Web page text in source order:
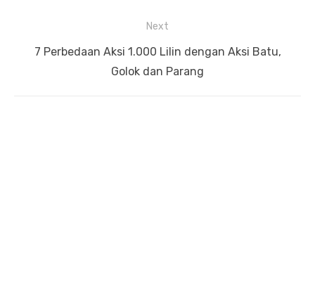
Next
Next
7 Perbedaan Aksi 1.000 Lilin dengan Aksi Batu,
Golok dan Parang